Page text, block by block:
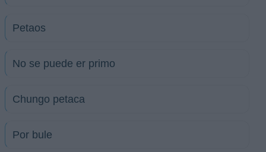
Petaos
No se puede er primo
Chungo petaca
Por bule